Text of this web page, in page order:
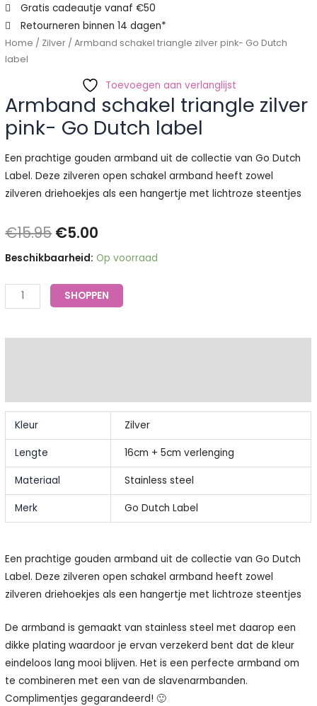
Gratis cadeautje vanaf €50
Retourneren binnen 14 dagen*
Home / Zilver / Armband schakel triangle zilver pink- Go Dutch
label
Toevoegen aan verlanglijst
Armband schakel triangle zilver
pink- Go Dutch label
Een prachtige gouden armband uit de collectie van Go Dutch
Label. Deze zilveren open schakel armband heeft zowel
zilveren driehoekjes als een hangertje met lichtroze steentjes
€15.95€5.00
Beschikbaarheid: Op voorraad
aantal
SHOPPEN
Kleur Zilver
Lengte 16cm + 5cm verlenging
Materiaal Stainless steel
Merk Go Dutch Label
Een prachtige gouden armband uit de collectie van Go Dutch
Label. Deze zilveren open schakel armband heeft zowel
zilveren driehoekjes als een hangertje met lichtroze steentjes
De armband is gemaakt van stainless steel met daarop een
dikke plating waardoor je ervan verzekerd bent dat de kleur
eindeloos lang mooi blijven. Het is een perfecte armband om
te combineren met een van de slavenarmbanden.
Complimentjes gegarandeerd! 🙂